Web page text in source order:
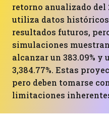
retorno anualizado del
utiliza datos
resultados futuros,
simulaciones
alcanzar un 383.09% y
3,384.77%. Estas
pero deben tomarse
limitaciones